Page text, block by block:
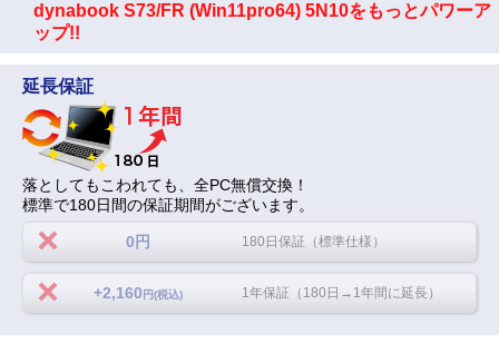
dynabook S73/FR (Win11pro64) 5N10をもっとパワーア
ップ!!
延長保証
落としてもこわれても、全PC無償交換！
標準で180日間の保証期間がございます。
0円 180日保証（標準仕様）
+2,160 円(税込) 1年保証（180日→1年間に延長）